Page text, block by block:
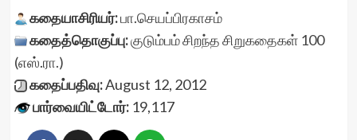
கதையாசிரியர்:பா.செயப்பிரகாசம்
கதைத்தொகுப்பு:குடும்பம்சிறந்த சிறுகதைகள் 100
(எஸ்.ரா.)
கதைப்பதிவு:August 12, 2012
பார்வையிட்டோர்:19,117